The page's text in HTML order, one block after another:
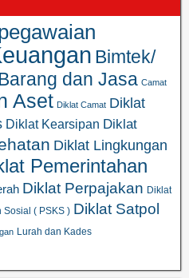
Bimtek/
dan Jasa Camat
Aset Diklat Camat Diklat
Diklat Kearsipan Diklat
Diklat Lingkungan
Pemerintahan
Diklat Perpajakan Diklat
Sosial ( PSKS ) Diklat Satpol
Lurah dan Kades